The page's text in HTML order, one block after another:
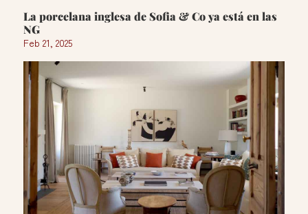
La porcelana inglesa de Sofia & Co ya está en las
NG
Feb 21, 2025